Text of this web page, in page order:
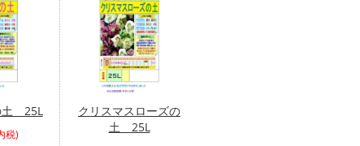
土 25L
税)
クリスマスローズの
土 25L